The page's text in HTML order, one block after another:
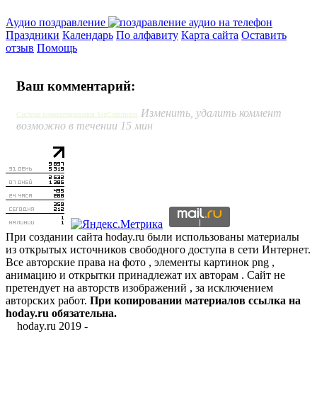
Аудио поздравление
Праздники Календарь По алфавиту Карта сайта Оставить
отзыв Помощь
Ваш комментарий:
Система комментирования SigComments Изменить, удалить коммент
возможно в течении 15 мин
При создании сайта hoday.ru были использованы материалы
из открытых источников свободного доступа в сети Интернет.
Все авторские права на фото , элементы картинок png ,
анимацию и открытки принадлежат их авторам . Сайт не
претендует на авторств изображений , за исключением
авторских работ. При копировании материалов ссылка на
hoday.ru обязательна.
hoday.ru 2019 -